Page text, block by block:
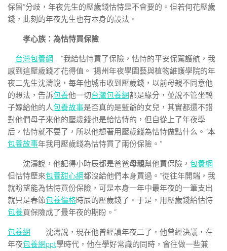
保留”分歧，年夜先生的壓歲錢怙恃是不會要的。但若何花壓歲
錢，此刻的年夜先生也有本身的設法。
孝心族：為怙恃買保險
台灣包養網
“我給怙恃買了保險，怙恃的平安保駕護航，我
感到這壓歲錢才花得值。”揚州年夜學園藝與植物維護學院的年
夜二先生沈濤說，每年他城市收到壓歲錢，以前母親不同意他
的想法，告訴包養他一切台灣包養網都是緣分，並說不管坐轎
子嫁給他的人包養故事是否真的是藍爺的女兒，其實都還不錯
對他們母子來他的壓歲錢也是給怙恃的，但自從上了年夜學
后，怙恃就不要了，所以他想著用壓歲錢為怙恃做點什么。“本
包養故事年我用壓歲錢為怙恃買了兩份保險。”
沈濤說，他記得小時辰都是爸爸母親幫他買保險， 包養網
但怙恃歷來包養甜心網都沒給他們本身買過。“從往年開端，我
就盼望能為怙恃買份保險，可是本身一年中最年夜的一筆支出
就只是春節包養價格時辰的壓歲錢了。于是，用壓歲錢給怙恃
包養買保險成了最年夜的期盼。”
包養網
沈濤說，現在他曾經讀年夜二了，他曾經決議，在
年夜包養網ppt學時代，他在學好常識的同時，會往做一些兼